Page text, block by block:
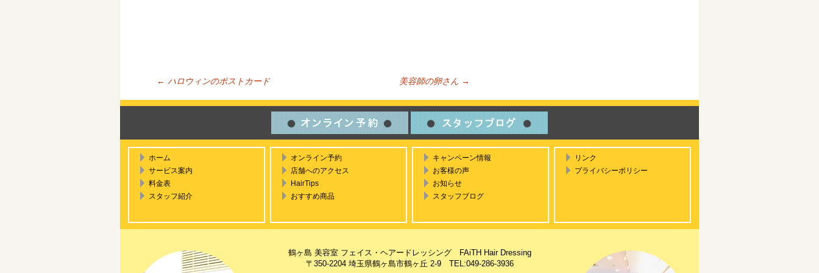
投稿ナビゲーション
← ハロウィンのポストカード 美容師の卵さん →
ホーム
サービス案内
料金表
スタッフ紹介
オンライン予約
店舗へのアクセス
HairTips
おすすめ商品
キャンペーン情報
お客様の声
お知らせ
スタッフブログ
リンク
プライバシーポリシー
鶴ヶ島 美容室 フェイス・ヘアードレッシング FAiTH Hair Dressing
〒350-2204 埼玉県鶴ヶ島市鶴ヶ丘 2-9 TEL:049-286-3936